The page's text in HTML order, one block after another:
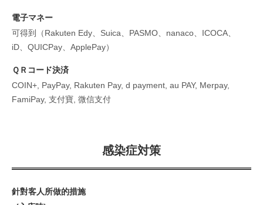
電子マネー
可得到（Rakuten Edy、Suica、PASMO、nanaco、ICOCA、
iD、QUICPay、ApplePay）
ＱＲコード決済
COIN+, PayPay, Rakuten Pay, d payment, au PAY, Merpay,
FamiPay, 支付寶, 微信支付
感染症対策
針對客人所做的措施